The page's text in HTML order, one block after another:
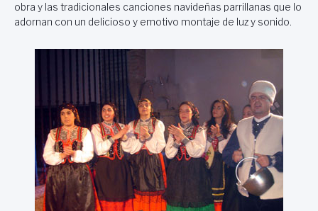
obra y las tradicionales canciones navideñas parrillanas que lo
adornan con un delicioso y emotivo montaje de luz y sonido.